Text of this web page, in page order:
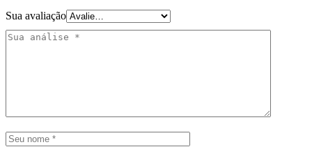
Sua avaliação